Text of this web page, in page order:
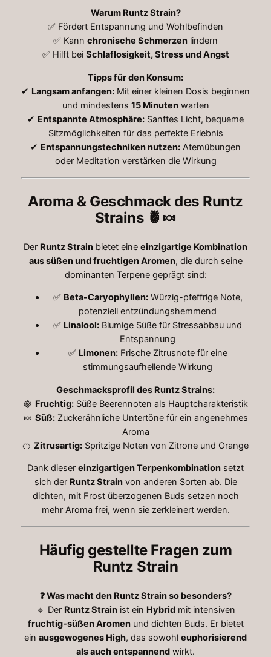
Warum Runtz Strain?
✅ Fördert Entspannung und Wohlbefinden
✅ Kann chronische Schmerzen lindern
✅ Hilft bei Schlaflosigkeit, Stress und Angst
Tipps für den Konsum:
✔ Langsam anfangen: Mit einer kleinen Dosis beginnen
und mindestens 15 Minutenwarten
✔ Entspannte Atmosphäre: Sanftes Licht, bequeme
Sitzmöglichkeiten für das perfekte Erlebnis
✔ Entspannungstechniken nutzen: Atemübungen
oder Meditation verstärken die Wirkung
Aroma & Geschmack des Runtz
Strains 🍍🍬
Der Runtz Strain bietet eine einzigartige Kombination
aus süßen und fruchtigen Aromen, die durch seine
dominanten Terpene geprägt sind:
✅ Beta-Caryophyllen:Würzig-pfeffrige Note,
potenziell entzündungshemmend
✅ Linalool: Blumige Süße für Stressabbau und
Entspannung
✅ Limonen:Frische Zitrusnote für eine
stimmungsaufhellende Wirkung
Geschmacksprofil des Runtz Strains:
🍇 Fruchtig:Süße Beerennoten als Hauptcharakteristik
🍬 Süß:Zuckerähnliche Untertöne für ein angenehmes
Aroma
🍊 Zitrusartig: Spritzige Noten von Zitrone und Orange
Dank dieser einzigartigen Terpenkombination setzt
sich der Runtz Strainvon anderen Sorten ab. Die
dichten, mit Frost überzogenen Buds setzen noch
mehr Aroma frei, wenn sie zerkleinert werden.
Häufig gestellte Fragen zum
Runtz Strain
❓ Was macht den Runtz Strain so besonders?
🔹 Der Runtz Strainist ein Hybridmit intensiven
fruchtig-süßen Aromenund dichten Buds. Er bietet
ein ausgewogenes High, das sowohl euphorisierend
als auch entspannend wirkt.